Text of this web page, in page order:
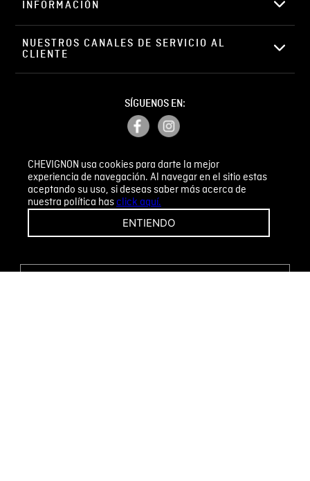
CHEVIGNON usa cookies para darte la mejor
experiencia de navegación. Al navegar en el sitio estas
aceptando su uso, si deseas saber más acerca de
nuestra política hasclick aquí.
ENTIENDO
ENVIAR COMENTARIO
INFORMACIÓN
NUESTROS CANALES DE SERVICIO AL
CLIENTE
SÍGUENOS EN:
PETICIONES, QUEJAS Y RECLAMOS
¡CAMBIOS Y DEVOLUCIONES FÁCILES!